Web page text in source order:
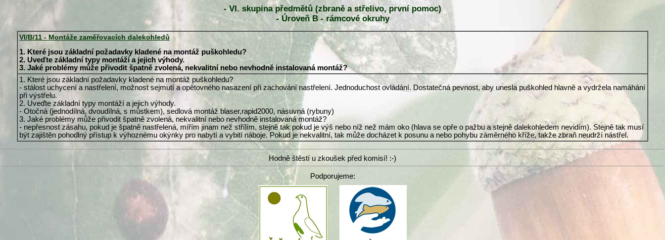
- VI. skupina předmětů (zbraně a střelivo, první pomoc)
- Úroveň B - rámcové okruhy
VI/B/11 - Montáže zaměřovacích dalekohledů
1. Které jsou základní požadavky kladené na montáž puškohledu?
2. Uveďte základní typy montáží a jejich výhody.
3. Jaké problémy může přivodit špatně zvolená, nekvalitní nebo nevhodně instalovaná montáž?
1. Které jsou základní požadavky kladené na montáž puškohledu?
- stálost uchycení a nastřelení, možnost sejmutí a opětovného nasazení při zachování nastřelení. Jednoduchost ovládání. Dostatečná pevnost, aby unesla puškohled hlavně a vydržela namáhání
při výstřelu.
2. Uveďte základní typy montáží a jejich výhody.
- Otočná (jednodílná, dvoudílná, s můstkem), sedlová montáž blaser,rapid2000, násuvná (rybuny)
3. Jaké problémy může přivodit špatně zvolená, nekvalitní nebo nevhodně instalovaná montáž?
- nepřesnost zásahu, pokud je špatně nastřelená, mířím jinam než střílím, stejně tak pokud je výš nebo níž než mám oko (hlava se opře o pažbu a stejně dalekohledem nevidím). Stejně tak musí
být zajištěn pohodlný přístup k výhoznému okýnky pro nabytí a vybití náboje. Pokud je nekvalitní, tak může docházet k posunu a nebo pohybu záměrného kříže, takže zbraň neudrží nástřel.
Hodně štěstí u zkoušek před komisí! :-)
Podporujeme: